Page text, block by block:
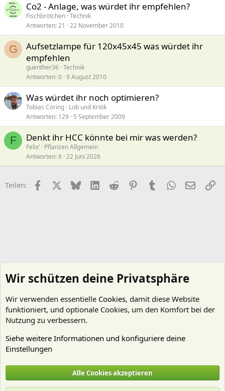
Co2 - Anlage, was würdet ihr empfehlen?
Fischbrötchen Technik
Antworten 21 22 November 2010
G
Aufsetzlampe für 120x45x45 was würdet ihr
empfehlen
guenther36 Technik
Antworten 0 9 August 2010
Was würdet ihr noch optimieren?
Tobias Coring Lob und Kritik
Antworten 129 5 September 2009
F Denkt ihr HCC könnte bei mir was werden?
Felix‘ Pflanzen Allgemein
Antworten 6 22 Juni 2026
Teilen: FacebookX (Twitter)
BlueskyLinkedIn
Reddit PinterestTumblr WhatsApp
E-Mail
Cookies
Deutsch (Du)
Wir schützen deine Privatsphäre
Wir verwenden essentielle Cookies, damit diese Website
funktioniert, und optionale Cookies, um den Komfort bei der
Nutzung zu verbessern.
Siehe weitere Informationen und konfiguriere deine
Einstellungen
Alle Cookies akzeptieren